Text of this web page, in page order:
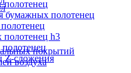
бумажных полотенец
h3
Z-сложения
покрытий
воздуха